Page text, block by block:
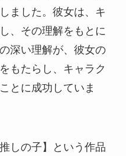
ました。彼女は、キ
、その理解をもとに
深い理解が、彼女の
もたらし、キャラク
とに成功していま
しの子】という作品